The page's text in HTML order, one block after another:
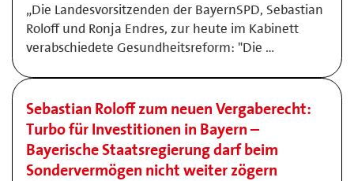
„Die Landesvorsitzenden der BayernSPD, Sebastian
Roloff und Ronja Endres, zur heute im Kabinett
verabschiedete Gesundheitsreform: "Die …
Sebastian Roloff zum neuen Vergaberecht:
Turbo für Investitionen in Bayern –
Bayerische Staatsregierung darf beim
Sondervermögen nicht weiter zögern